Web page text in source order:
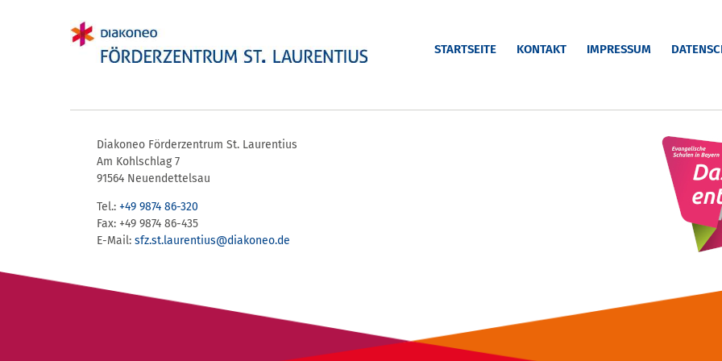
STARTSEITE KONTAKT IMPRESSUM
Diakoneo Förderzentrum St. Laurentius
Am Kohlschlag 7
91564 Neuendettelsau
Tel.:+49 9874 86-320
Fax: +49 9874 86-435
E-Mail:sfz.st.laurentius​@​diakoneo.de